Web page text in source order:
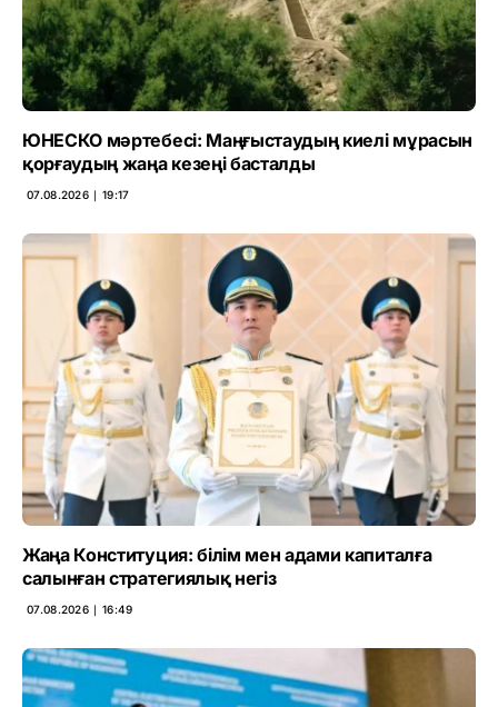
ЮНЕСКО мәртебесі: Маңғыстаудың киелі мұрасын
қорғаудың жаңа кезеңі басталды
07.08.2026 ∣ 19:17
Жаңа Конституция: білім мен адами капиталға
салынған стратегиялық негіз
07.08.2026 ∣ 16:49